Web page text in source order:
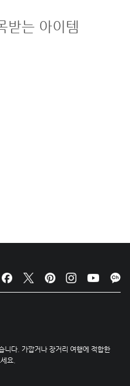
받는 아이템
니다. 가깝거나 장거리 여행에 적합한
요.